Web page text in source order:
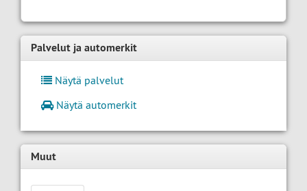
Palvelut ja automerkit
Näytä palvelut
Näytä automerkit
Muut